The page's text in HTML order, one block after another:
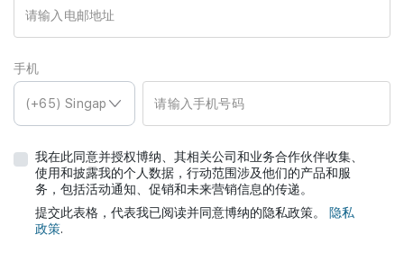
手机
我在此同意并授权博纳、其相关公司和业务合作伙伴收集、
使用和披露我的个人数据，行动范围涉及他们的产品和服
务，包括活动通知、促销和未来营销信息的传递。
提交此表格，代表我已阅读并同意博纳的隐私政策。
隐私
政策.